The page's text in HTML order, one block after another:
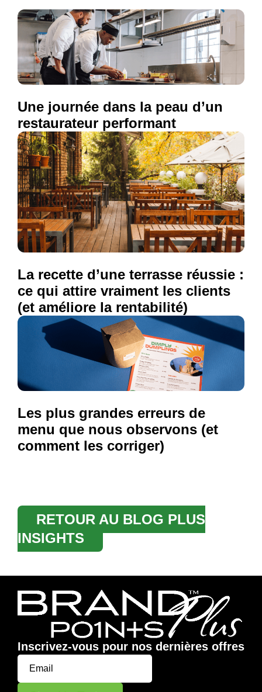
Une journée dans la peau d’un
restaurateur performant
La recette d’une terrasse réussie :
ce qui attire vraiment les clients
(et améliore la rentabilité)
Les plus grandes erreurs de
menu que nous observons (et
comment les corriger)
RETOUR AU BLOG PLUS
INSIGHTS
Inscrivez-vous pour nos dernières offres